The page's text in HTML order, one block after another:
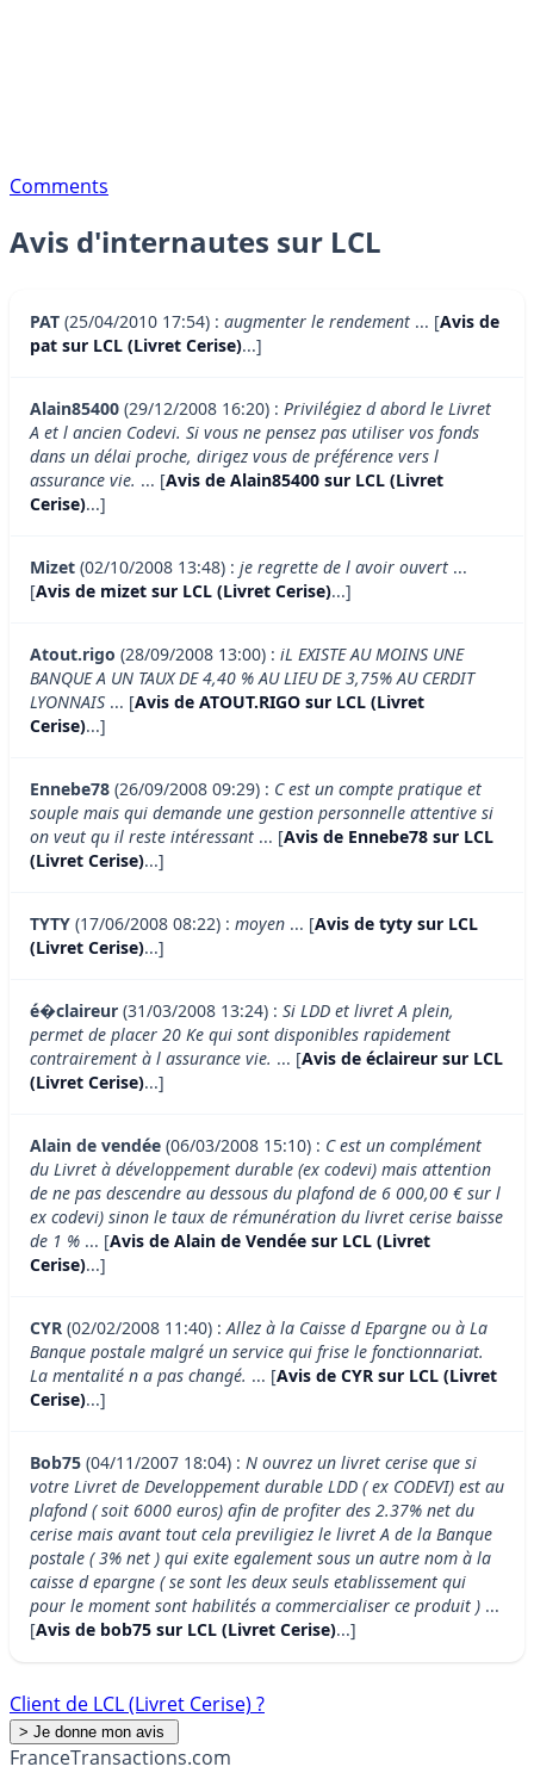
Comments
Avis d'internautes sur LCL
PAT (25/04/2010 17:54) : augmenter le rendement ... [Avis de
pat sur LCL (Livret Cerise)...]
Alain85400 (29/12/2008 16:20) : Privilégiez d abord le Livret
A et l ancien Codevi. Si vous ne pensez pas utiliser vos fonds
dans un délai proche, dirigez vous de préférence vers l
assurance vie. ... [Avis de Alain85400 sur LCL (Livret
Cerise)...]
Mizet (02/10/2008 13:48) : je regrette de l avoir ouvert ...
[Avis de mizet sur LCL (Livret Cerise)...]
Atout.rigo (28/09/2008 13:00) : iL EXISTE AU MOINS UNE
BANQUE A UN TAUX DE 4,40 % AU LIEU DE 3,75% AU CERDIT
LYONNAIS ... [Avis de ATOUT.RIGO sur LCL (Livret
Cerise)...]
Ennebe78 (26/09/2008 09:29) : C est un compte pratique et
souple mais qui demande une gestion personnelle attentive si
on veut qu il reste intéressant ... [Avis de Ennebe78 sur LCL
(Livret Cerise)...]
TYTY (17/06/2008 08:22) : moyen ... [Avis de tyty sur LCL
(Livret Cerise)...]
é�claireur (31/03/2008 13:24) : Si LDD et livret A plein,
permet de placer 20 Ke qui sont disponibles rapidement
contrairement à l assurance vie. ... [Avis de éclaireur sur LCL
(Livret Cerise)...]
Alain de vendée (06/03/2008 15:10) : C est un complément
du Livret à développement durable (ex codevi) mais attention
de ne pas descendre au dessous du plafond de 6 000,00 € sur l
ex codevi) sinon le taux de rémunération du livret cerise baisse
de 1 % ... [Avis de Alain de Vendée sur LCL (Livret
Cerise)...]
CYR (02/02/2008 11:40) :Allez à la Caisse d Epargne ou à La
Banque postale malgré un service qui frise le fonctionnariat.
La mentalité n a pas changé. ... [Avis de CYR sur LCL (Livret
Cerise)...]
Bob75 (04/11/2007 18:04) : N ouvrez un livret cerise que si
votre Livret de Developpement durable LDD ( ex CODEVI) est au
plafond ( soit 6000 euros) afin de profiter des 2.37% net du
cerise mais avant tout cela previligiez le livret A de la Banque
postale ( 3% net ) qui exite egalement sous un autre nom à la
caisse d epargne ( se sont les deux seuls etablissement qui
pour le moment sont habilités a commercialiser ce produit ) ...
[Avis de bob75 sur LCL (Livret Cerise)...]
Client de LCL (Livret Cerise) ?
FranceTransactions.com